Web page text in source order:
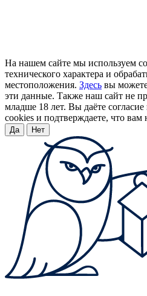
На нашем сайте мы используем
технического характера и
местоположения. Здесь вы
эти данные. Также наш сайт не
младше 18 лет. Вы даёте
cookies и подтверждаете, что вам
Да Нет